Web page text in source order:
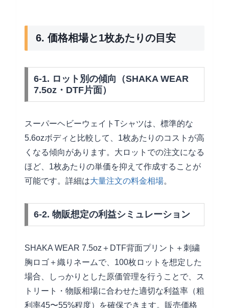
6. 価格相場と1枚あたりの目安
6-1. ロット別の傾向（SHAKA WEAR
7.5oz・DTF片面）
スーパーヘビーウェイトTシャツは、標準的な
5.6ozボディと比較して、1枚あたりのコストが高
くなる傾向があります。大ロットでの注文になる
ほど、1枚あたりの単価を抑えて作成することが
可能です。詳細は大量注文の料金相場。
6-2. 物販想定の利益シミュレーション
SHAKA WEAR 7.5oz＋DTF背面プリント＋刺繍
胸ロゴ＋織りネームで、100枚ロットを想定した
場合、しっかりとした原価管理を行うことで、ス
トリート・物販相場に合わせた適切な利益率（粗
利率45〜55%程度）を確保できます。販売価格